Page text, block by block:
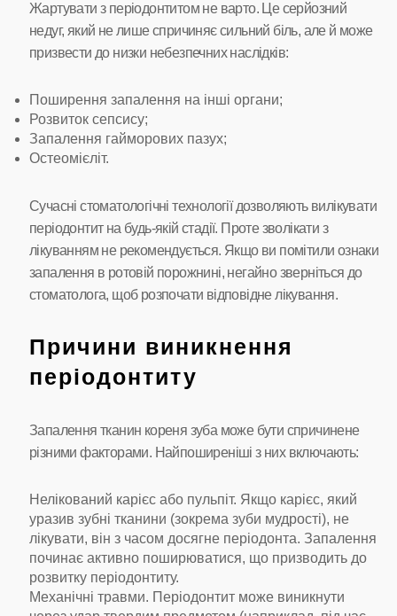
Жартувати з періодонтитом не варто. Це серйозний
недуг, який не лише спричиняє сильний біль, але й може
призвести до низки небезпечних наслідків:
Поширення запалення на інші органи;
Розвиток сепсису;
Запалення гайморових пазух;
Остеомієліт.
Сучасні стоматологічні технології дозволяють вилікувати
періодонтит на будь-якій стадії. Проте зволікати з
лікуванням не рекомендується. Якщо ви помітили ознаки
запалення в ротовій порожнині, негайно зверніться до
стоматолога, щоб розпочати відповідне лікування.
Причини виникнення
періодонтиту
Запалення тканин кореня зуба може бути спричинене
різними факторами. Найпоширеніші з них включають:
Нелікований карієс або пульпіт. Якщо карієс, який
уразив зубні тканини (зокрема зуби мудрості), не
лікувати, він з часом досягне періодонта. Запалення
починає активно поширюватися, що призводить до
розвитку періодонтиту.
Механічні травми. Періодонтит може виникнути